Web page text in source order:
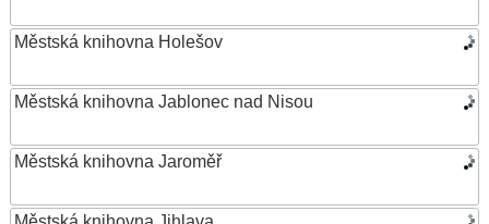
Městská knihovna Holešov
Městská knihovna Jablonec nad Nisou
Městská knihovna Jaroměř